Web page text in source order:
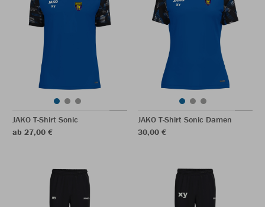
JAKO T-Shirt Sonic
ab 27,00 €
JAKO T-Shirt Sonic Damen
30,00 €